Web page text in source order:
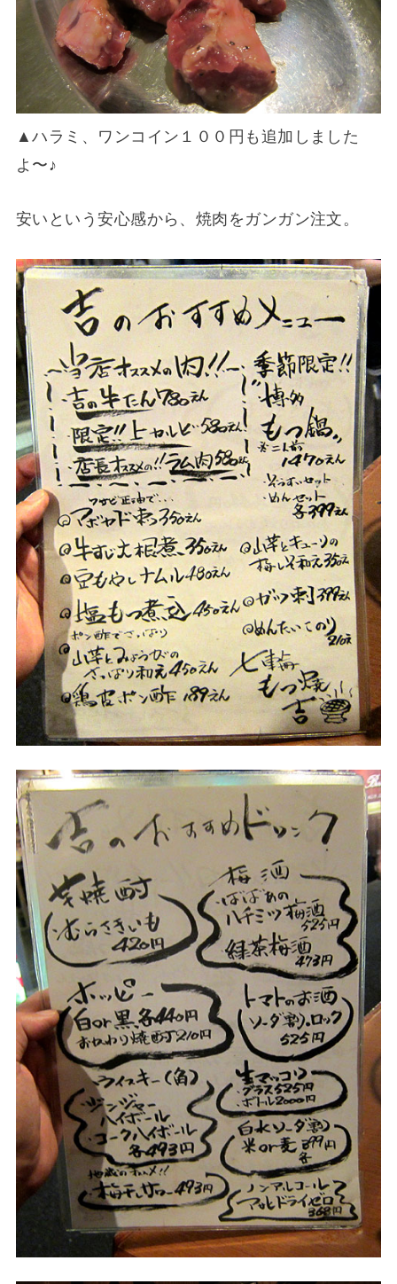
▲ハラミ、ワンコイン１００円も追加しました
よ〜♪
安いという安心感から、焼肉をガンガン注文。